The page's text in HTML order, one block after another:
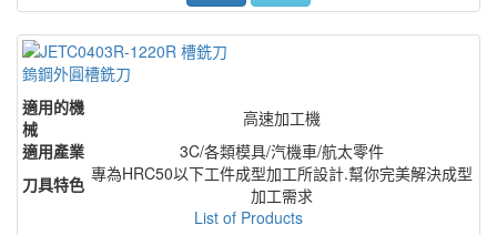
鎢鋼外圓槽銑刀
適用的機
械
高速加工機
適用產業
3C/各類模具/汽機車/航太零件
刀具特色 專為HRC50以下工件成型加工所設計.幫你完美解決成型
加工需求
List of Products